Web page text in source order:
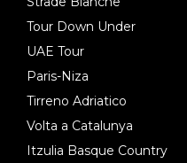
Tour Down Under
UAE Tour
Paris-Niza
Tirreno Adriatico
Volta a Catalunya
Itzulia Basque Country